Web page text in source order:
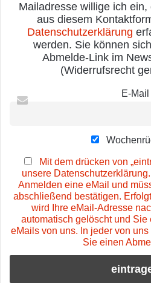
Mailadresse willige ich
aus diesem
Datenschutzerklärung
werden. Sie können
Abmelde-Link im
(Widerrufsrecht
E-Mail
Mit dem drücken von
unsere
Anmelden eine eMail und
abschließend bestätigen.
wird Ihre eMail-Adresse
automatisch gelöscht und
eMails von uns. In jeder von
Sie einen